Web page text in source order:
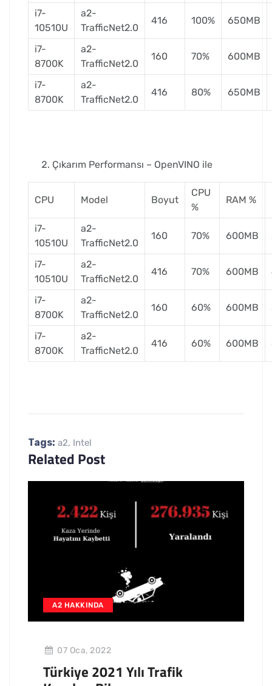
i7-
10510U
a2-
TrafficNet2.0
416 100% 650MB
i7-
8700K
a2-
TrafficNet2.0
160 70% 600MB
i7-
8700K
a2-
TrafficNet2.0
416 80% 650MB
Çıkarım Performansı – OpenVINO ile
CPU Model Boyut
CPU
%
RAM %
i7-
10510U
a2-
TrafficNet2.0
160 70% 600MB
i7-
10510U
a2-
TrafficNet2.0
416 70% 600MB
i7-
8700K
a2-
TrafficNet2.0
160 60% 600MB
i7-
8700K
a2-
TrafficNet2.0
416 60% 600MB
Tags: a2, Intel
Related Post
A2 HAKKINDA
07 Oca, 2022
Türkiye 2021 Yılı Trafik